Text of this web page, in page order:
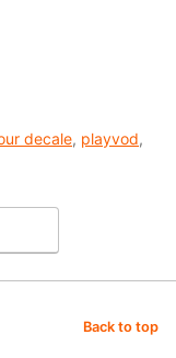
decale, playvod,
Back to top